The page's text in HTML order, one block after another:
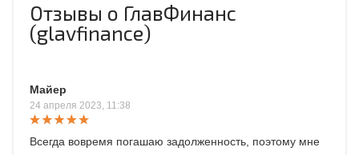
Отзывы о ГлавФинанс
(glavfinance)
Майер
24 апреля 2023, 11:38
Всегда вовремя погашаю задолженность, поэтому мне